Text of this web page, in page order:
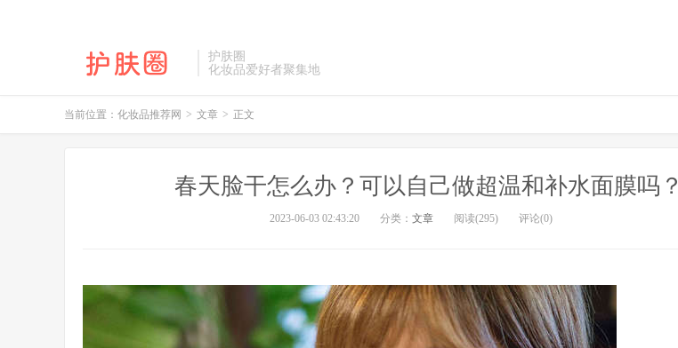
护肤圈
化妆品爱好者聚集地
当前位置： 化妆品推荐网 > 文章 > 正文
春天脸干怎么办？可以自己做超温和补水面膜吗？
2023-06-03 02:43:20 分类： 文章 阅读(295) 评论(0)